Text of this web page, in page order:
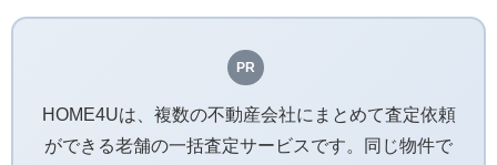
PR
HOME4Uは、複数の不動産会社にまとめて査定依頼
ができる老舗の一括査定サービスです。同じ物件で